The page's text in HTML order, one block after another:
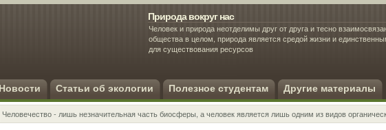
Природа вокруг нас
Человек и природа неотделимы друг от друга и тесно
общества в целом, природа является средой жизни и
для существования ресурсов
Новости Статьи об экологии Полезное студентам Другие материалы
Человечество - лишь незначительная часть биосферы, а человек является лишь одним из видов